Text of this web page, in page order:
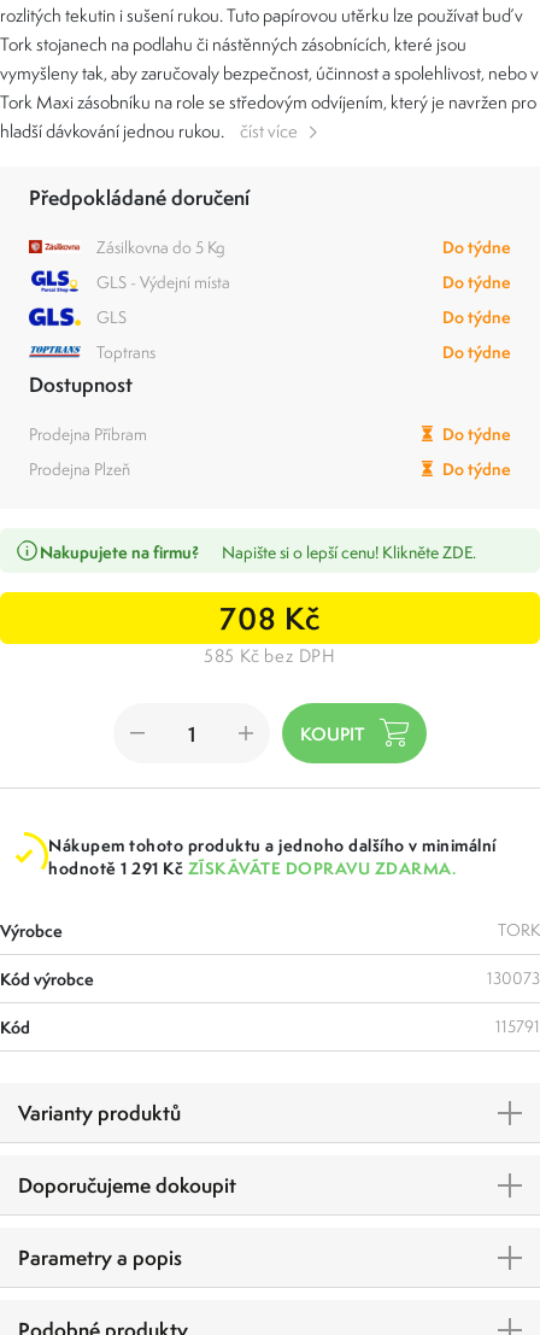
rozlitých tekutin i sušení rukou. Tuto papírovou utěrku lze používat buď v
Tork stojanech na podlahu či nástěnných zásobnících, které jsou
vymyšleny tak, aby zaručovaly bezpečnost, účinnost a spolehlivost, nebo v
Tork Maxi zásobníku na role se středovým odvíjením, který je navržen pro
hladší dávkování jednou rukou.
číst více
Předpokládané doručení
Zásilkovna do 5 Kg
Do týdne
GLS - Výdejní místa
Do týdne
GLS
Do týdne
Toptrans
Do týdne
Dostupnost
Prodejna Příbram
Do týdne
Prodejna Plzeň
Do týdne
Nakupujete na firmu? Napište si o lepší cenu! Klikněte ZDE.
708 Kč
585 Kč bez DPH
Nákupem tohoto produktu a jednoho dalšího v minimální
hodnotě 1 291 Kč ZÍSKÁVÁTE DOPRAVU ZDARMA.
Výrobce TORK
Kód výrobce 130073
Kód 115791
Varianty produktů
Doporučujeme dokoupit
Parametry a popis